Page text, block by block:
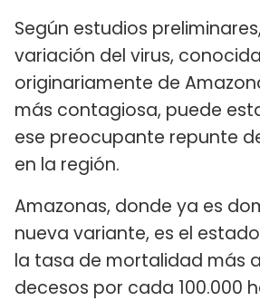
Según estudios
variación del virus,
originariamente de
más contagiosa, puede
ese preocupante repunte
en la región.
Amazonas, donde ya es
nueva variante, es el
la tasa de mortalidad más
decesos por cada 100.000